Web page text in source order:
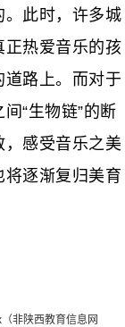
此时，许多城
正热爱音乐的孩
路上。而对于
“生物链”的断
感受音乐之美
将逐渐复归美育
非陕西教育信息网